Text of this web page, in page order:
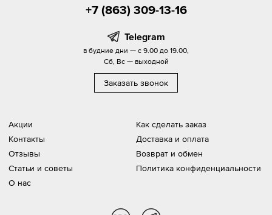
Акции
Контакты
Отзывы
Статьи и советы
О нас
Как сделать заказ
Доставка и оплата
Возврат и обмен
Политика конфиденциальности
+7 (863) 309-13-16
Telegram
в будние дни — с 9.00 до 19.00,
Сб, Вс — выходной
Заказать звонок